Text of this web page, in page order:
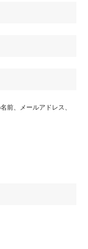
前、メールアドレス、